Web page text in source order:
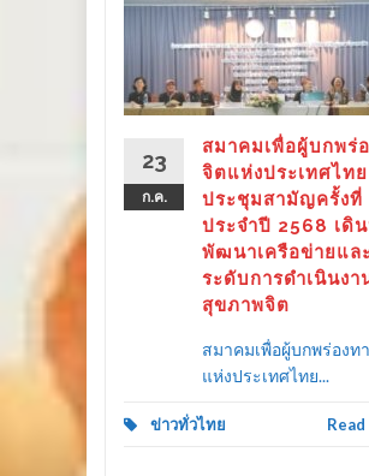
23
ก.ค.
สมาคมเพื่อผู้บกพร่
จิตแห่งประเทศไท
ประชุมสามัญครั้งที่
ประจำปี 2568 เดิ
พัฒนาเครือข่ายแล
ระดับการดำเนินงา
สุขภาพจิต
สมาคมเพื่อผู้บกพร่องท
แห่งประเทศไทย...
ข่าวทั่วไทย